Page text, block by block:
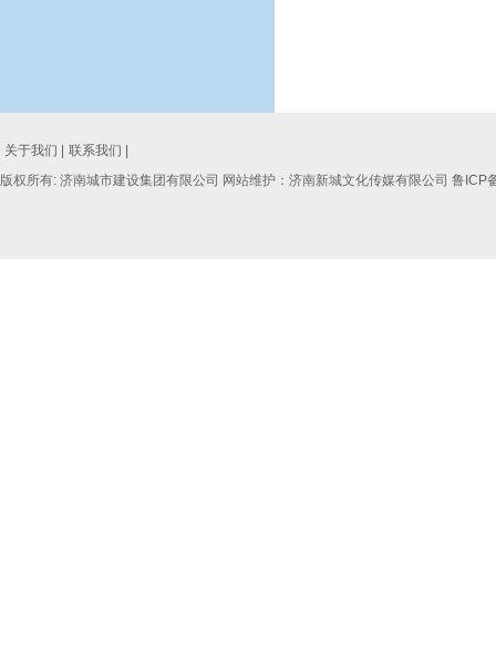
关于我们 |
联系我们 |
版权所有: 济南城市建设集团有限公司 网站维护：济南新城文化传媒有限公司 鲁ICP